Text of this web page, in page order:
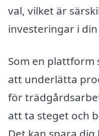
val, vilket är
investeringar i
Som en plattform
att underlätta
för
att ta steget och